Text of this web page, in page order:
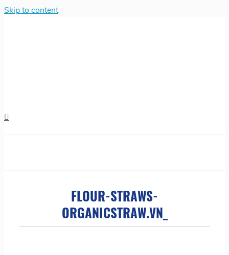
Skip to content
FLOUR-STRAWS-
ORGANICSTRAW.VN_